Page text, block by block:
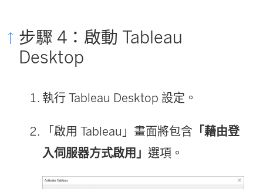
步驟 4：啟動 Tableau
Desktop
執行 Tableau Desktop 設定。
「啟用 Tableau」畫面將包含 「藉由登
入伺服器方式啟用」 選項。